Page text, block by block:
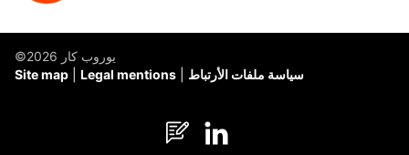
©يوروب كار 2026
Site map
Legal mentions سياسة ملفات الأرتباط